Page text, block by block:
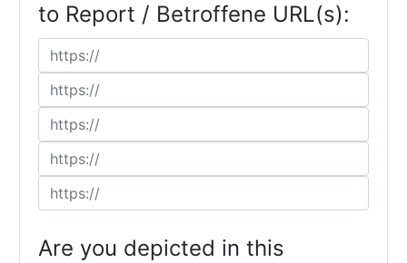
to Report / Betroffene URL(s):
Are you depicted in this